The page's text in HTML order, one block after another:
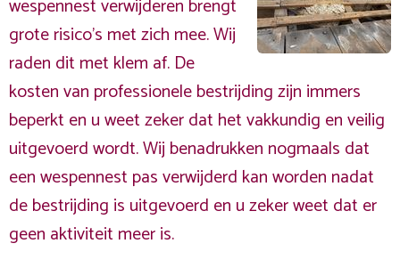
wespennest verwijderen brengt
grote risico’s met zich mee. Wij
raden dit met klem af. De
kosten van professionele bestrijding zijn immers
beperkt en u weet zeker dat het vakkundig en veilig
uitgevoerd wordt. Wij benadrukken nogmaals dat
een wespennest pas verwijderd kan worden nadat
de bestrijding is uitgevoerd en u zeker weet dat er
geen aktiviteit meer is.